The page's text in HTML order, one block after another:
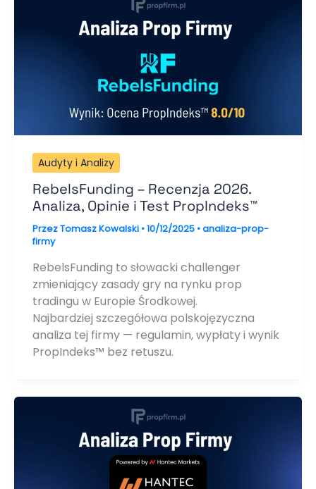
Audyty i Analizy
RebelsFunding – Recenzja 2026.
Analiza, Opinie i Test PropIndeks™
PrzezTomasz Kowalski •10/12/2025 •analiza-prop-
firmy
RebelsFunding to słowacki challenger
zmieniający zasady gry na rynku prop
tradingu w Europie Środkowej.
Najbardziej szczegółowa polskojęzyczna
analiza tej firmy — regulamin, wypłaty i wynik
PropIndeks™ bez retuszu.